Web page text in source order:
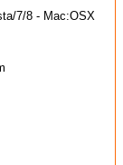
7/8 - Mac:OSX